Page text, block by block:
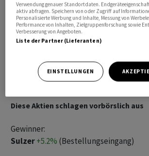
Diese Aktien schlagen vorbörslich aus
Gewinner:
Sulzer+5.2% (Bestellungseingang)
Verwendung genauer Standortdaten.
aktiv abfragen. Speichern von oder Zugriff auf
Personalisierte Werbung und Inhalte, Messung von
Performance von Inhalten, Zielgruppenforschung sowie
Verbesserung von Angeboten.
Liste der Partner (Lieferanten)
EINSTELLUNGEN